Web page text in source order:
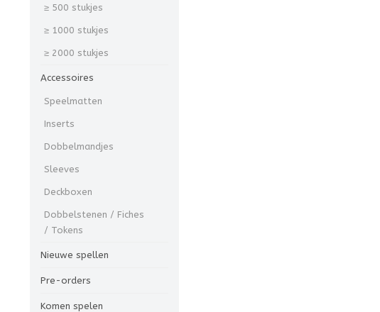
≥ 500 stukjes
≥ 1000 stukjes
≥ 2000 stukjes
Accessoires
Speelmatten
Inserts
Dobbelmandjes
Sleeves
Deckboxen
Dobbelstenen / Fiches
/ Tokens
Nieuwe spellen
Pre-orders
Komen spelen